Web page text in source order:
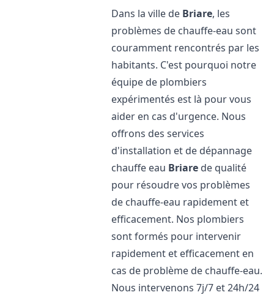
Dans la ville de Briare, les
problèmes de chauffe-eau sont
couramment rencontrés par les
habitants. C'est pourquoi notre
équipe de plombiers
expérimentés est là pour vous
aider en cas d'urgence. Nous
offrons des services
d'installation et de dépannage
chauffe eau Briare de qualité
pour résoudre vos problèmes
de chauffe-eau rapidement et
efficacement. Nos plombiers
sont formés pour intervenir
rapidement et efficacement en
cas de problème de chauffe-eau.
Nous intervenons 7j/7 et 24h/24